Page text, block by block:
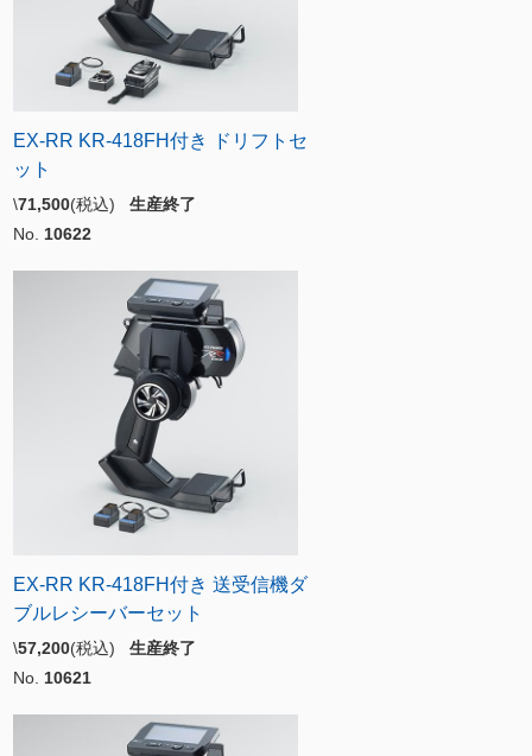
EX-RR KR-418FH付き ドリフトセ
ット
\71,500(税込) 生産終了
No. 10622
EX-RR KR-418FH付き 送受信機ダ
ブルレシーバーセット
\57,200(税込) 生産終了
No. 10621